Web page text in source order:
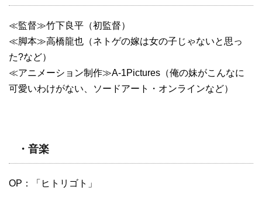
≪監督≫竹下良平（初監督）
≪脚本≫高橋龍也（ネトゲの嫁は女の子じゃないと思っ
た?など）
≪アニメーション制作≫A-1Pictures（俺の妹がこんなに
可愛いわけがない、ソードアート・オンラインなど）
・音楽
OP：「ヒトリゴト」